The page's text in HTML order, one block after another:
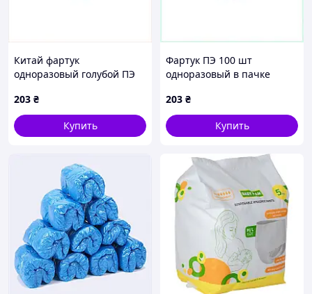
Китай фартук
одноразовый голубой ПЭ
203 ₴
Купить
Фартук ПЭ 100 шт
одноразовый в пачке
203 ₴
Купить